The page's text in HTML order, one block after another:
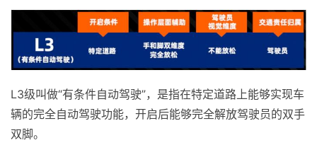
L3级叫做“有条件自动驾驶”，是指在特定道路上能够实现车
辆的完全自动驾驶功能，开启后能够完全解放驾驶员的双手
双脚。